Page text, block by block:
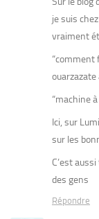
je suis
vraiment
“comment
ouarzazate
“machine
Ici, sur
sur les
C’est
des gens
Répondre